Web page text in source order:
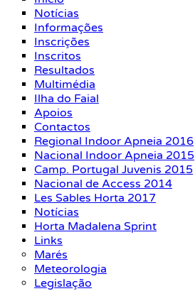
Notícias
Informações
Inscrições
Inscritos
Resultados
Multimédia
Ilha do Faial
Apoios
Contactos
Regional Indoor Apneia 2016
Nacional Indoor Apneia 2015
Camp. Portugal Juvenis 2015
Nacional de Access 2014
Les Sables Horta 2017
Notícias
Horta Madalena Sprint
Links
Marés
Meteorologia
Legislação